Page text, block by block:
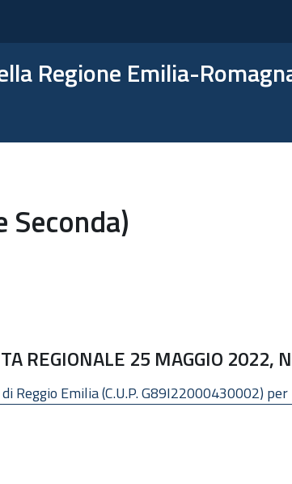
Regione Emilia-
REGIONALE 25 MAGGIO 2022,
Reggio Emilia (C.U.P. G89I22000430002)